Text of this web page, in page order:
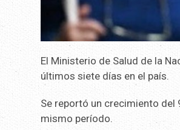
El Ministerio de Salud de la
últimos siete días en el país.
Se reportó un crecimiento
mismo período.